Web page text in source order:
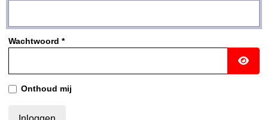
Wachtwoord *
Toon
Onthoud mij